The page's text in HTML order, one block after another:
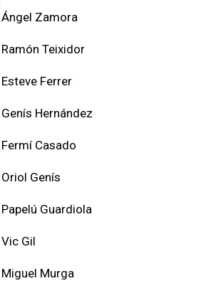
Ángel Zamora
Ramón Teixidor
Esteve Ferrer
Genís Hernández
Fermí Casado
Oriol Genís
Papelú Guardiola
Vic Gil
Miguel Murga